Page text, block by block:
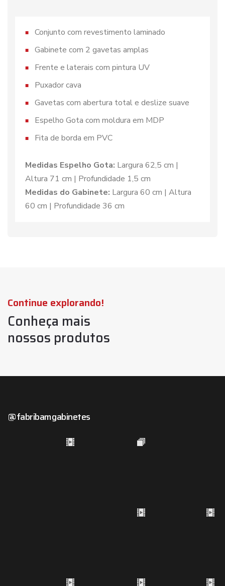
Conjunto com revestimento laminado
Gabinete com 2 gavetas amplas
Frente e laterais com pintura UV
Puxador cava
Gavetas com abertura total e deslize suave
Espelho Gota com moldura em MDP
Fita de borda em PVC
Medidas Espelho Gota: Largura 62,5 cm |
Altura 71 cm | Profundidade 1,5 cm
Medidas do Gabinete: Largura 60 cm | Altura
60 cm | Profundidade 36 cm
Continue explorando!
Conheça mais
nossos produtos
@fabribamgabinetes